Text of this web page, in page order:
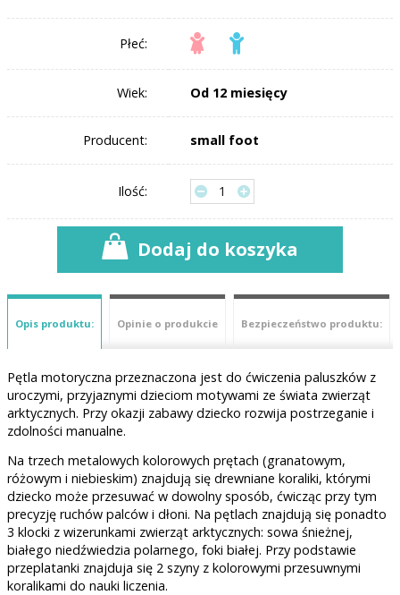
Płeć:
Wiek: Od 12 miesięcy
Producent: small foot
Ilość:
Dodaj do koszyka
Opis produktu: Opinie o produkcie Bezpieczeństwo produktu:
Pętla motoryczna przeznaczona jest do ćwiczenia paluszków z
uroczymi, przyjaznymi dzieciom motywami ze świata zwierząt
arktycznych. Przy okazji zabawy dziecko rozwija postrzeganie i
zdolności manualne.
Na trzech metalowych kolorowych prętach (granatowym,
różowym i niebieskim) znajdują się drewniane koraliki, którymi
dziecko może przesuwać w dowolny sposób, ćwicząc przy tym
precyzję ruchów palców i dłoni. Na pętlach znajdują się ponadto
3 klocki z wizerunkami zwierząt arktycznych: sowa śnieżnej,
białego niedźwiedzia polarnego, foki białej. Przy podstawie
przeplatanki znajduja się 2 szyny z kolorowymi przesuwnymi
koralikami do nauki liczenia.